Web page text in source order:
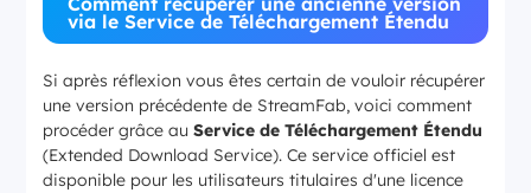
via le Service de Téléchargement Étendu
Si après réflexion vous êtes certain de vouloir récupérer
une version précédente de StreamFab, voici comment
procéder grâce auService de Téléchargement Étendu
(Extended Download Service). Ce service officiel est
disponible pour les utilisateurs titulaires d'une licence